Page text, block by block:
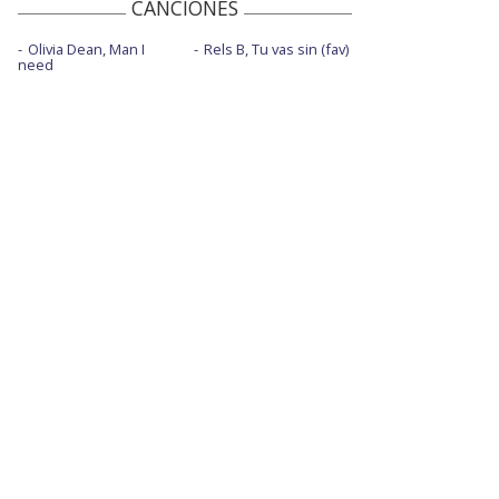
CANCIONES
Olivia Dean, Man I
need
Rels B, Tu vas sin (fav)